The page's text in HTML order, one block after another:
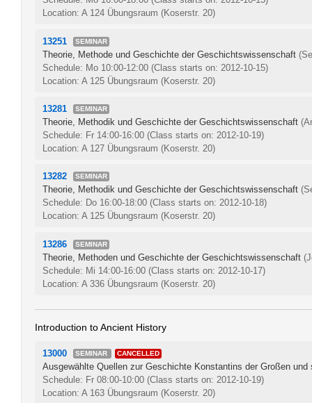
Location: A 124 Übungsraum (Koserstr. 20)
13251 SEMINAR
Theorie, Methode und Geschichte der Geschichtswissenschaft
Schedule: Mo 10:00-12:00 (Class starts on: 2012-10-15)
Location: A 125 Übungsraum (Koserstr. 20)
13281 SEMINAR
Theorie, Methodik und Geschichte der Geschichtswissenschaft
Schedule: Fr 14:00-16:00 (Class starts on: 2012-10-19)
Location: A 127 Übungsraum (Koserstr. 20)
13282 SEMINAR
Theorie, Methodik und Geschichte der Geschichtswissenschaft
Schedule: Do 16:00-18:00 (Class starts on: 2012-10-18)
Location: A 125 Übungsraum (Koserstr. 20)
13286 SEMINAR
Theorie, Methoden und Geschichte der Geschichtswissenschaft
Schedule: Mi 14:00-16:00 (Class starts on: 2012-10-17)
Location: A 336 Übungsraum (Koserstr. 20)
Introduction to Ancient History
13000 SEMINAR CANCELLED
Ausgewählte Quellen zur Geschichte Konstantins der Großen und
Schedule: Fr 08:00-10:00 (Class starts on: 2012-10-19)
Location: A 163 Übungsraum (Koserstr. 20)